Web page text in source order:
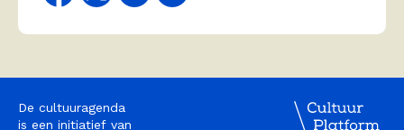
De cultuuragenda
is een initiatief van